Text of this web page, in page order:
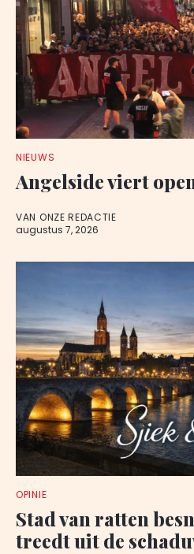
NIEUWS
Angelside viert
VAN ONZE REDACTIE
augustus 7, 2026
OPINIE
Stad van ratten
treedt uit de